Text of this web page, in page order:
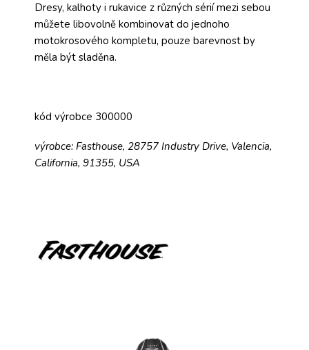
Dresy, kalhoty i rukavice z různých sérií mezi sebou
můžete libovolně kombinovat do jednoho
motokrosového kompletu, pouze barevnost by
měla být sladěna.
kód výrobce 300000
výrobce: Fasthouse, 28757 Industry Drive, Valencia,
California, 91355, USA